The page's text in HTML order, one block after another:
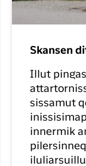
Skansen
Illut
sissamut
innermik